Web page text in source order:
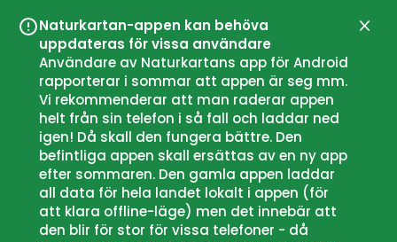
Naturkartan-appen kan behöva
uppdateras för vissa användare
Användare av Naturkartans app för Android
rapporterar i sommar att appen är seg mm.
Vi rekommenderar att man raderar appen
helt från sin telefon i så fall och laddar ned
igen! Då skall den fungera bättre. Den
befintliga appen skall ersättas av en ny app
efter sommaren. Den gamla appen laddar
all data för hela landet lokalt i appen (för
att klara offline-läge) men det innebär att
den blir för stor för vissa telefoner - då